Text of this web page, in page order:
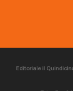
Editoriale il